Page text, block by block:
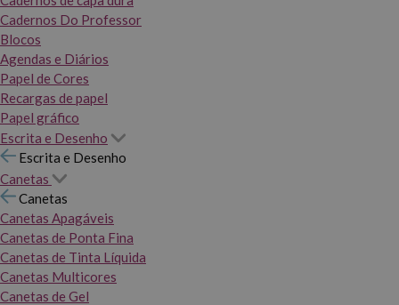
Cadernos Do Professor
Blocos
Agendas e Diários
Papel de Cores
Recargas de papel
Papel gráfico
Escrita e Desenho
Escrita e Desenho
Canetas
Canetas
Canetas Apagáveis
Canetas de Ponta Fina
Canetas de Tinta Líquida
Canetas Multicores
Canetas de Gel